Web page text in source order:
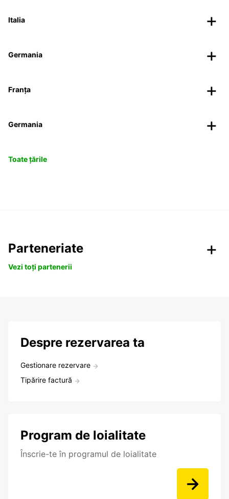
Italia
Germania
Franța
Germania
Toate țările
Parteneriate
Vezi toți partenerii
Despre rezervarea ta
Gestionare rezervare
Tipărire factură
Program de loialitate
Înscrie-te în programul de loialitate